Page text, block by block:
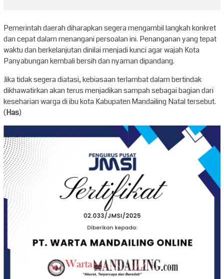
Pemerintah daerah diharapkan segera mengambil langkah konkret
dan cepat dalam menangani persoalan ini. Penanganan yang tepat
waktu dan berkelanjutan dinilai menjadi kunci agar wajah Kota
Panyabungan kembali bersih dan nyaman dipandang.
Jika tidak segera diatasi, kebiasaan terlambat dalam bertindak
dikhawatirkan akan terus menjadikan sampah sebagai bagian dari
keseharian warga di ibu kota Kabupaten Mandailing Natal tersebut.
(Has)